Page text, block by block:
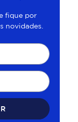
fique por
novidades.